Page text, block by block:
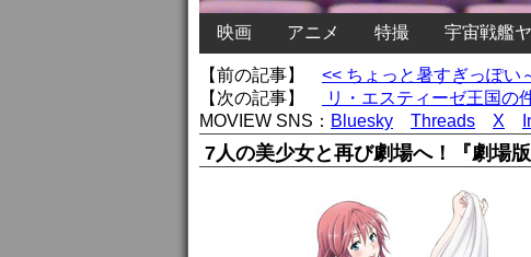
映画 アニメ 特撮 宇宙戦艦
【前の記事】 << ちょっと暑すぎっぽい
【次の記事】
リ・エスティーゼ王国の
MOVIEW SNS： Bluesky Threads X
7人の美少女と再び劇場へ！『劇場